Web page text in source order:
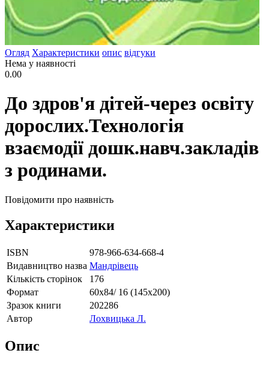
Огляд Характеристики опис відгуки
Нема у наявності
0.00
До здров'я дітей-через освіту
дорослих.Технологія
взаємодії дошк.навч.закладів
з родинами.
Повідомити про наявність
Характеристики
ISBN
978-966-634-668-4
Видавництво назва Мандрівець
Кількість сторінок
176
Формат
60х84/ 16 (145х200)
Зразок книги
202286
Автор
Лохвицька Л.
Опис